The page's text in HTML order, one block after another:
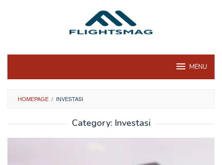
MENU
HOMEPAGE / INVESTASI
Category: Investasi